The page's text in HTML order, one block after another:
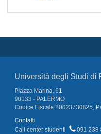
Università degli Studi di
Piazza Marina, 61
90133 - PALERMO
Codice Fiscale 80023730825,
Contatti
Call center studenti
091 238